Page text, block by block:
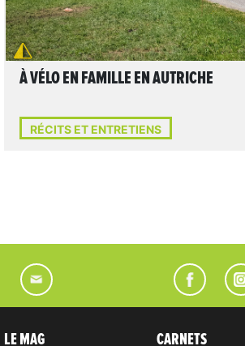
À VÉLO EN FAMILLE EN AUTRICHE
RÉCITS ET ENTRETIENS
LE MAG CARNETS